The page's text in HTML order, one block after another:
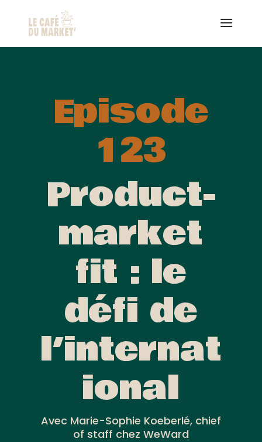
Episode
123
Product-
market
fit : le
défi de
l’internat
ional
Avec Marie-Sophie Koeberlé, chief
of staff chez WeWard